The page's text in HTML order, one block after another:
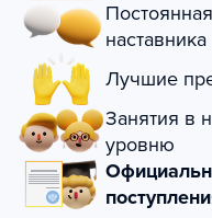
наставника
Лучшие
Занятия в
уровню